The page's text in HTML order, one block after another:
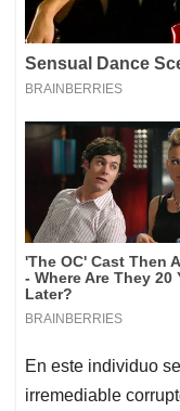
En este individuo
irremediable